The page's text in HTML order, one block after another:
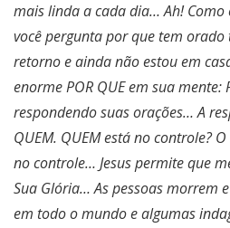
mais linda a cada dia… Ah! Como
você pergunta por que tem orado
retorno e ainda não estou em
enorme POR QUE em sua mente:
respondendo suas orações… A
QUEM. QUEM está no controle?
no controle… Jesus permite que
Sua Glória… As pessoas morrem
em todo o mundo e algumas